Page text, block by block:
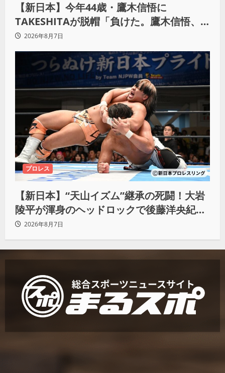
【新日本】今年44歳・鷹木信悟に
TAKESHITAが脱帽「負けた。鷹木信悟、
強いわ！」
2026年8月7日
プロレス
【新日本】“天山イズム”継承の死闘！大岩
陵平が渾身のヘッドロックで後藤洋央紀か
らタップ奪取 執念の「リベンジ＆4勝目」
2026年8月7日